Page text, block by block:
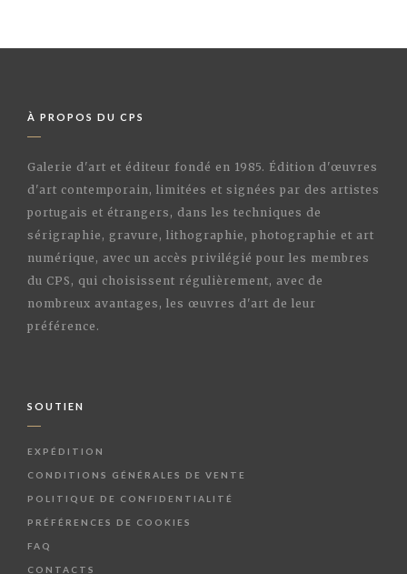
À PROPOS DU CPS
Galerie d'art et éditeur fondé en 1985. Édition d'œuvres
d'art contemporain, limitées et signées par des artistes
portugais et étrangers, dans les techniques de
sérigraphie, gravure, lithographie, photographie et art
numérique, avec un accès privilégié pour les membres
du CPS, qui choisissent régulièrement, avec de
nombreux avantages, les œuvres d'art de leur
préférence.
SOUTIEN
EXPÉDITION
CONDITIONS GÉNÉRALES DE VENTE
POLITIQUE DE CONFIDENTIALITÉ
PRÉFÉRENCES DE COOKIES
FAQ
CONTACTS